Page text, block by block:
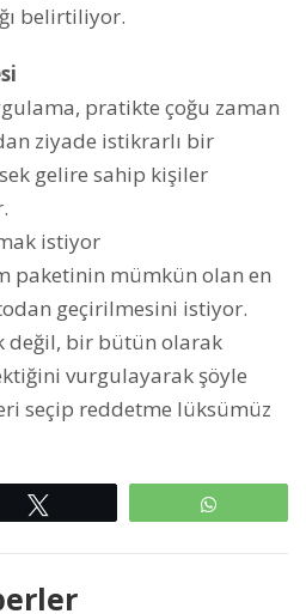
belirtiliyor.
pratikte çoğu zaman
ziyade istikrarlı bir
gelire sahip kişiler
istiyor
paketinin mümkün olan en
geçirilmesini istiyor.
değil, bir bütün olarak
vurgulayarak şöyle
seçip reddetme lüksümüz